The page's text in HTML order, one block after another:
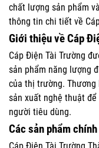
chất lượng sản phẩm
thông tin chi tiết về
Giới thiệu về Cáp
Cáp Điện Tài Trường
sản phẩm năng lượng
của thị trường.
sản xuất nghệ thuật
người tiêu dùng.
Các sản phẩm chính